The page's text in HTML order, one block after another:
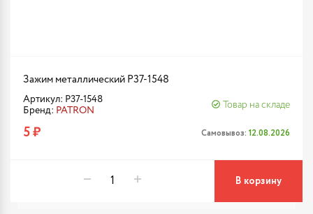
Зажим металлический P37-1548
Артикул: P37-1548
Бренд: PATRON
Товар на складе
5 ₽ Самовывоз: 12.08.2026
В корзину